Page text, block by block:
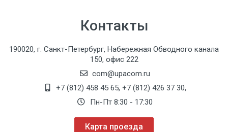
Контакты
190020, г. Санкт-Петербург, Набережная Обводного канала
150, офис 222
com@upacom.ru
+7 (812) 458 45 65, +7 (812) 426 37 30,
Пн-Пт 8:30 - 17:30
Карта проезда